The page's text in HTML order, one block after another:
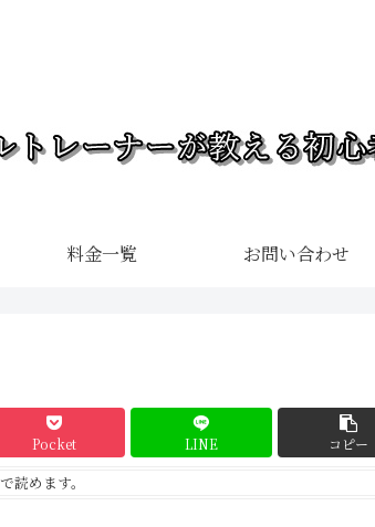
料金一覧 お問い合わせ
Pocket LINE コピー
で読めます。